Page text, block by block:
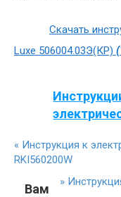
Скачать
Luxe 506004.03Э(КР)
« Инструкция к
RKI560200W
»
Вам